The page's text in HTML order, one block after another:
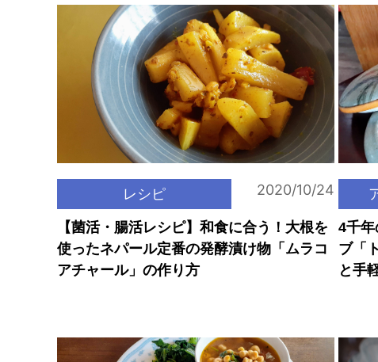
レシピ 2020/10/24
【菌活・腸活レシピ】和食に合う！大根を
使ったネパール定番の発酵漬け物「ムラコ
アチャール」の作り方
4千
ブ「
と手